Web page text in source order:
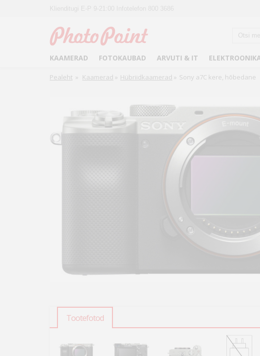
KAAMERAD FOTOKAUBAD ARVUTI & IT
Pealeht » Kaamerad » Hübriidkaamerad » Sony a7C kere, hõbedane
Tootefotod